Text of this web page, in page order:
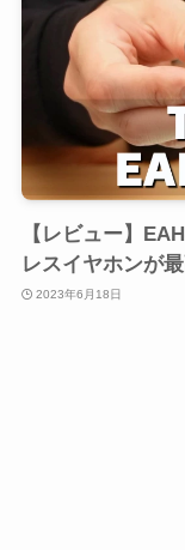
【レビュー】
レスイヤホンが
2023年6月18日